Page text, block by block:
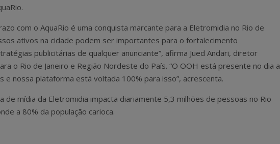
com o AquaRio é uma conquista marcante para a Eletromidia no Rio de
ativos na cidade podem ser importantes para o fortalecimento
publicitárias de qualquer anunciante”, afirma Jued Andari, diretor
o Rio de Janeiro e Região Nordeste do País. “O OOH está presente no dia a
e nossa plataforma está voltada 100% para isso”, acrescenta.
de mídia da Eletromidia impacta diariamente 5,3 milhões de pessoas no Rio
a 80% da população carioca.